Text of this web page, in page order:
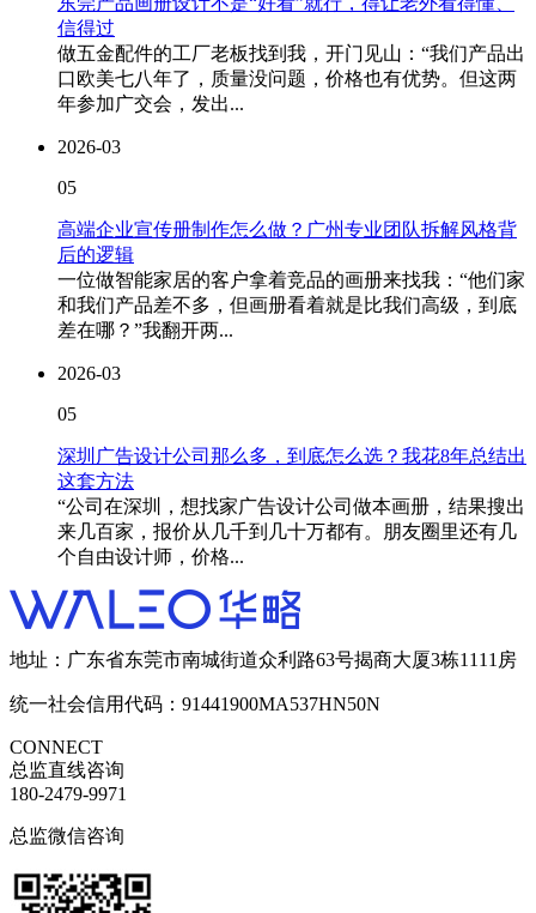
信得过
做五金配件的工厂老板找到我，开门见山：“我们产品出
口欧美七八年了，质量没问题，价格也有优势。但这两
年参加广交会，发出...
2026-03
05
高端企业宣传册制作怎么做？广州专业团队拆解风格背
后的逻辑
一位做智能家居的客户拿着竞品的画册来找我：“他们家
和我们产品差不多，但画册看着就是比我们高级，到底
差在哪？”我翻开两...
2026-03
05
深圳广告设计公司那么多，到底怎么选？我花8年总结出
这套方法
“公司在深圳，想找家广告设计公司做本画册，结果搜出
来几百家，报价从几千到几十万都有。朋友圈里还有几
个自由设计师，价格...
地址：广东省东莞市南城街道众利路63号揭商大厦3栋1111房
统一社会信用代码：91441900MA537HN50N
CONNECT
总监直线咨询
180-2479-9971
总监微信咨询